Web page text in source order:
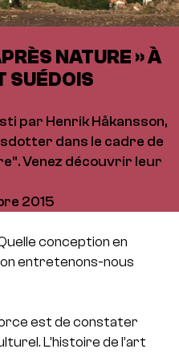
NATURE » À
SUÉDOIS
par Henrik Håkansson,
dans le cadre de
Venez découvrir leur
2015
conception en
entretenons-nous
est de constater
L’histoire de l’art